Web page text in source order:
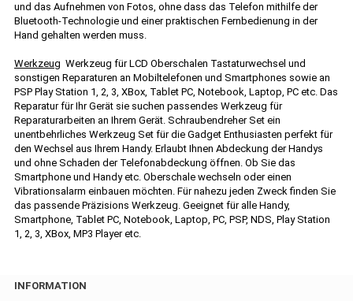
und das Aufnehmen von Fotos, ohne dass das Telefon mithilfe der
Bluetooth-Technologie und einer praktischen Fernbedienung in der
Hand gehalten werden muss.
Werkzeug Werkzeug für LCD Oberschalen Tastaturwechsel und
sonstigen Reparaturen an Mobiltelefonen und Smartphones sowie an
PSP Play Station 1, 2, 3, XBox, Tablet PC, Notebook, Laptop, PC etc. Das
Reparatur für Ihr Gerät sie suchen passendes Werkzeug für
Reparaturarbeiten an Ihrem Gerät. Schraubendreher Set ein
unentbehrliches Werkzeug Set für die Gadget Enthusiasten perfekt für
den Wechsel aus Ihrem Handy. Erlaubt Ihnen Abdeckung der Handys
und ohne Schaden der Telefonabdeckung öffnen. Ob Sie das
Smartphone und Handy etc. Oberschale wechseln oder einen
Vibrationsalarm einbauen möchten. Für nahezu jeden Zweck finden Sie
das passende Präzisions Werkzeug. Geeignet für alle Handy,
Smartphone, Tablet PC, Notebook, Laptop, PC, PSP, NDS, Play Station
1, 2, 3, XBox, MP3 Player etc.
INFORMATION